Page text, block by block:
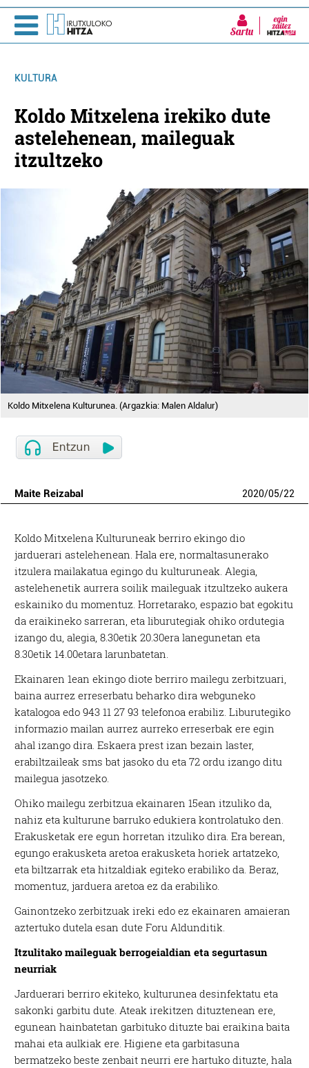
Sartu
KULTURA
Koldo Mitxelena irekiko dute
astelehenean, maileguak
itzultzeko
Koldo Mitxelena Kulturunea. (Argazkia: Malen Aldalur)
Maite Reizabal 2020/05/22
Koldo Mitxelena Kulturuneak berriro ekingo dio
jarduerari astelehenean. Hala ere, normaltasunerako
itzulera mailakatua egingo du kulturuneak. Alegia,
astelehenetik aurrera soilik maileguak itzultzeko aukera
eskainiko du momentuz. Horretarako, espazio bat egokitu
da eraikineko sarreran, eta liburutegiak ohiko ordutegia
izango du, alegia, 8.30etik 20.30era lanegunetan eta
8.30etik 14.00etara larunbatetan.
Ekainaren 1ean ekingo diote berriro mailegu zerbitzuari,
baina aurrez erreserbatu beharko dira webguneko
katalogoa edo 943 11 27 93 telefonoa erabiliz. Liburutegiko
informazio mailan aurrez aurreko erreserbak ere egin
ahal izango dira. Eskaera prest izan bezain laster,
erabiltzaileak sms bat jasoko du eta 72 ordu izango ditu
mailegua jasotzeko.
Ohiko mailegu zerbitzua ekainaren 15ean itzuliko da,
nahiz eta kulturune barruko edukiera kontrolatuko den.
Erakusketak ere egun horretan itzuliko dira. Era berean,
egungo erakusketa aretoa erakusketa horiek artatzeko,
eta biltzarrak eta hitzaldiak egiteko erabiliko da. Beraz,
momentuz, jarduera aretoa ez da erabiliko.
Gainontzeko zerbitzuak ireki edo ez ekainaren amaieran
aztertuko dutela esan dute Foru Aldunditik.
Itzulitako maileguak berrogeialdian eta segurtasun
neurriak
Jarduerari berriro ekiteko, kulturunea desinfektatu eta
sakonki garbitu dute. Ateak irekitzen dituztenean ere,
egunean hainbatetan garbituko dituzte bai eraikina baita
mahai eta aulkiak ere. Higiene eta garbitasuna
bermatzeko beste zenbait neurri ere hartuko dituzte, hala